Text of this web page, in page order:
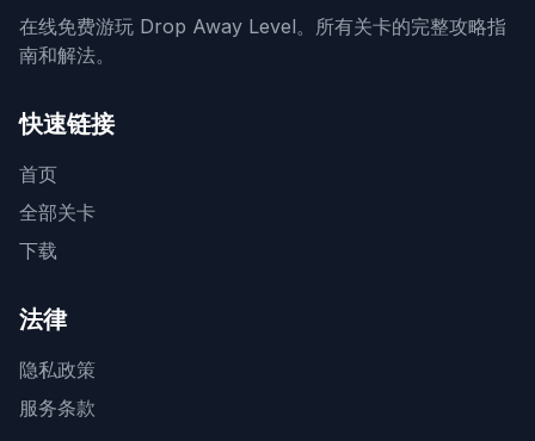
在线免费游玩 Drop Away Level。所有关卡的完整攻略指
南和解法。
快速链接
首页
全部关卡
下载
法律
隐私政策
服务条款